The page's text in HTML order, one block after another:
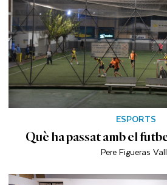
ESPORTS
Què ha passat amb el
Pere Figueras